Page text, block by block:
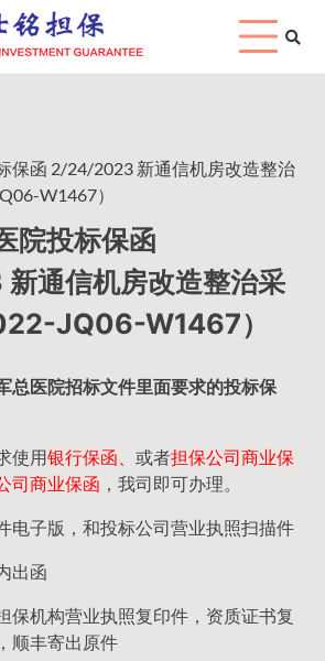
保函 2/24/2023 新通信机房改造整治
W1467）
院投标保函
通信机房改造整治采
JQ06-W1467）
总医院招标文件里面要求的投标保
使用银行保函、 或者担保公司商业保
司商业保函 ，我司即可办理。
电子版，和投标公司营业执照扫描件
出函
保机构营业执照复印件，资质证书复
顺丰寄出原件